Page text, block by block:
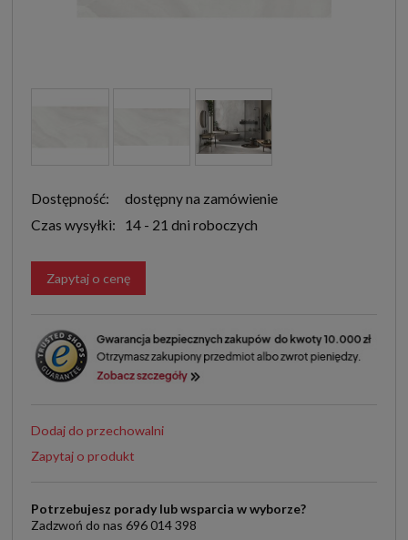
Dostępność:
dostępny na zamówienie
Czas wysyłki:
14 - 21 dni roboczych
Zapytaj o cenę
Dodaj do przechowalni
Zapytaj o produkt
Potrzebujesz porady lub wsparcia w wyborze?
Zadzwoń do nas 696 014 398